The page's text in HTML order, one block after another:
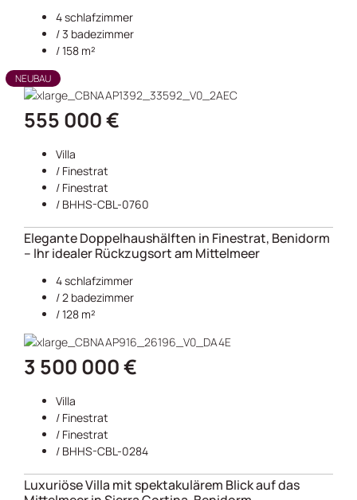
4 schlafzimmer
/ 3 badezimmer
/ 158 m²
NEUBAU
555 000 €
Villa
/ Finestrat
/ Finestrat
/ BHHS-CBL-0760
Elegante Doppelhaushälften in Finestrat, Benidorm
– Ihr idealer Rückzugsort am Mittelmeer
4 schlafzimmer
/ 2 badezimmer
/ 128 m²
3 500 000 €
Villa
/ Finestrat
/ Finestrat
/ BHHS-CBL-0284
Luxuriöse Villa mit spektakulärem Blick auf das